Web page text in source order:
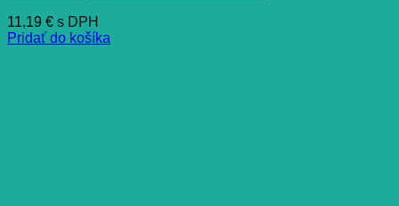
11,19 € s DPH
Pridať do košíka